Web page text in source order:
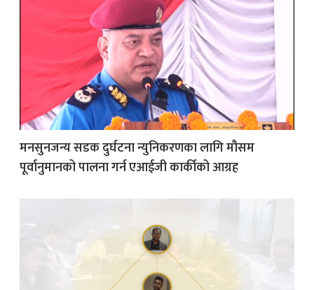
मनसुनजन्य सडक दुर्घटना न्युनिकरणका लागि मौसम
पूर्वानुमानको पालना गर्न एआईजी कार्कीको आग्रह